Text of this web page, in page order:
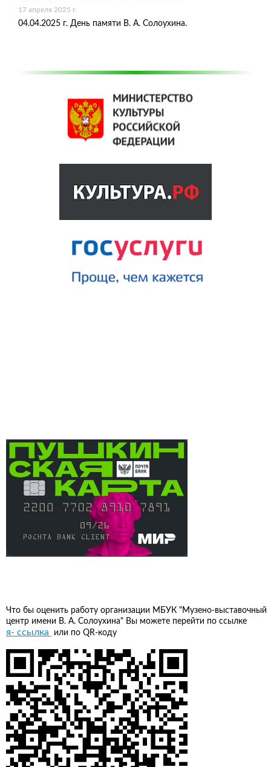
17 апреля 2025 г.
04.04.2025 г. День памяти В. А. Солоухина.
Что бы оценить работу организации МБУК "Музено-выставочный
центр имени В. А. Солоухина" Вы можете перейти по ссылке
я- ссылка или по QR-коду